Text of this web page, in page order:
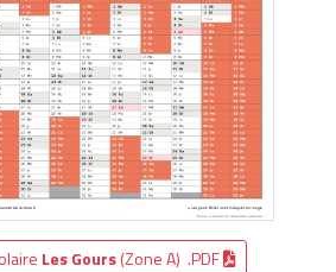
Les Gours(Zone A) .PDF